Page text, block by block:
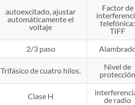
autoexcitado, ajustar
automáticamente el
voltaje
Factor de
telefónica:
TIFF
2/3 paso
Trifásico de cuatro hilos.
Nivel de
protección
Clase H
de radio